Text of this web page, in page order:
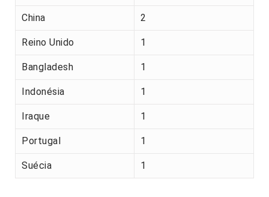
China 2
Reino Unido 1
Bangladesh 1
Indonésia 1
Iraque 1
Portugal 1
Suécia 1